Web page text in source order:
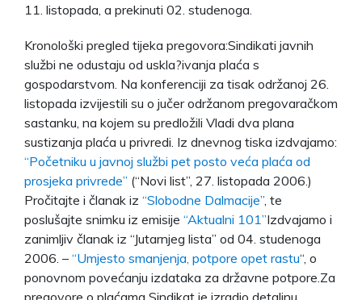
11. listopada, a prekinuti 02. studenoga.
Kronološki pregled tijeka pregovora:Sindikati javnih
službi ne odustaju od uskla?ivanja plaća s
gospodarstvom. Na konferenciji za tisak održanoj 26.
listopada izvijestili su o jučer održanom pregovaračkom
sastanku, na kojem su predložili Vladi dva plana
sustizanja plaća u privredi. Iz dnevnog tiska izdvajamo:
“Početniku u javnoj službi pet posto veća plaća od
prosjeka privrede” (“Novi list”, 27. listopada 2006.)
Pročitajte i članak iz “Slobodne Dalmacije” , te
poslušajte snimku iz emisije “Aktualni 101”Izdvajamo i
zanimljiv članak iz “Jutarnjeg lista” od 04. studenoga
2006. – “Umjesto smanjenja, potpore opet rastu“, o
ponovnom povećanju izdataka za državne potpore.Za
pregovore o plaćama Sindikat je izradio detaljnu